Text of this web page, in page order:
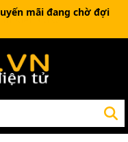
mãi đang chờ đợi